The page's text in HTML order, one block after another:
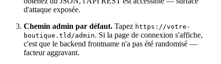
d'attaque exposée.
Chemin admin par défaut. Tapez https://votre-
boutique.tld/admin. Si la page de connexion s'affiche,
c'est que le backend frontname n'a pas été randomisé —
facteur aggravant.